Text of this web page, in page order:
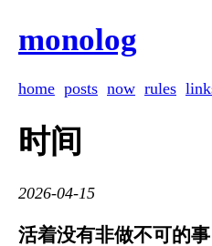
monolog
home posts now rules
时间
2026-04-15
活着没有非做不可的